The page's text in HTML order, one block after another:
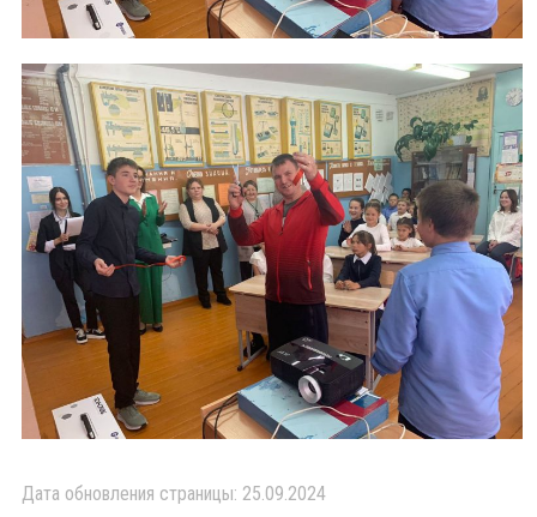
Дата обновления страницы: 25.09.2024